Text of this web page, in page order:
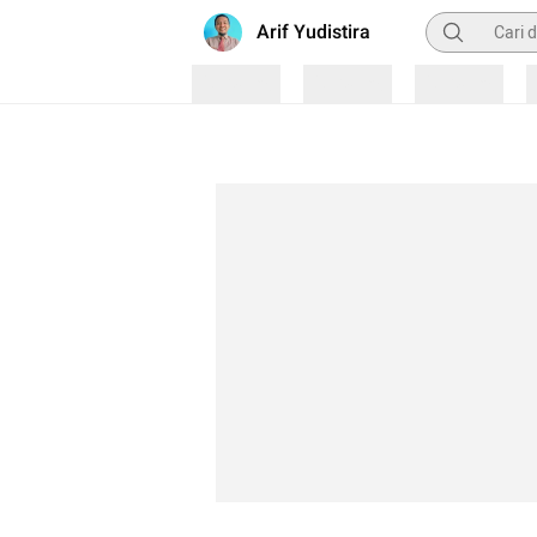
Arif Yudistira Pencarian